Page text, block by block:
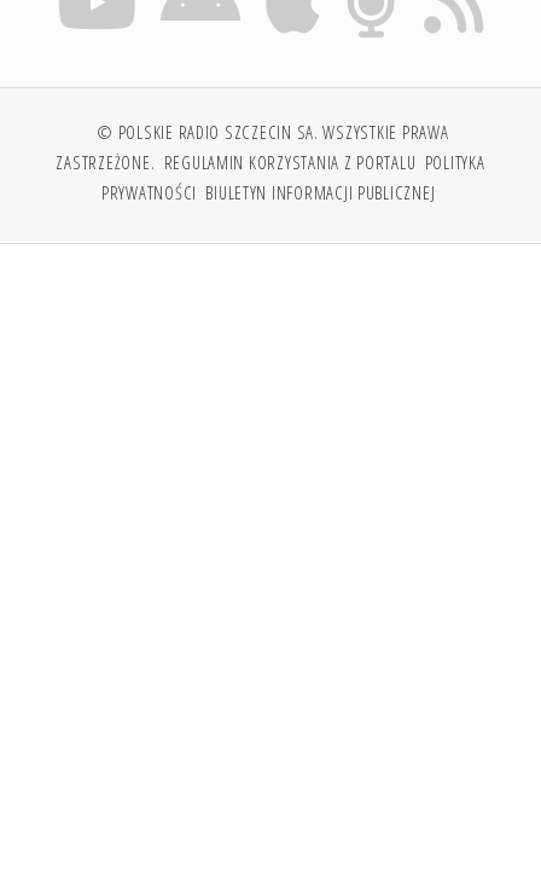
© POLSKIE RADIO SZCZECIN SA. WSZYSTKIE PRAWA
ZASTRZEŻONE. REGULAMIN KORZYSTANIA Z PORTALU POLITYKA
PRYWATNOŚCI BIULETYN INFORMACJI PUBLICZNEJ